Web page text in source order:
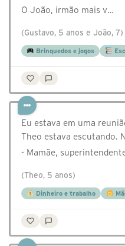
O João, irmão mais v…
(Gustavo, 5 anos e João, 7)
Brinquedos e jogos
Eu estava em uma
Theo estava escutando.
- Mamãe,
(Theo, 5 anos)
Dinheiro e trabalho